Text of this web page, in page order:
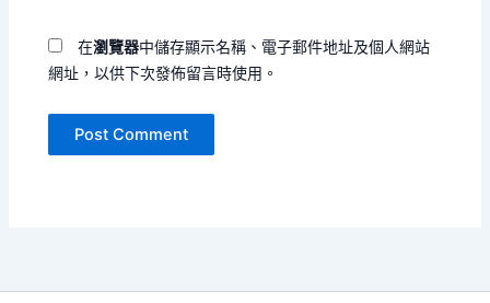
在瀏覽器中儲存顯示名稱、電子郵件地址及個人網站
網址，以供下次發佈留言時使用。